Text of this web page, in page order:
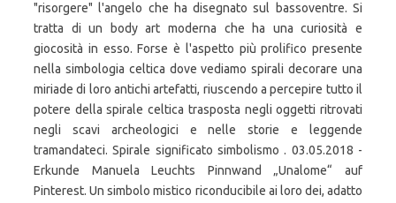
"risorgere" l'angelo che ha disegnato sul bassoventre. Si
tratta di un body art moderna che ha una curiosità e
giocosità in esso. Forse è l'aspetto più prolifico presente
nella simbologia celtica dove vediamo spirali decorare una
miriade di loro antichi artefatti, riuscendo a percepire tutto il
potere della spirale celtica trasposta negli oggetti ritrovati
negli scavi archeologici e nelle storie e leggende
tramandateci. Spirale significato simbolismo . 03.05.2018 -
Erkunde Manuela Leuchts Pinnwand „Unalome“ auf
Pinterest. Un simbolo mistico riconducibile ai loro dei, adatto